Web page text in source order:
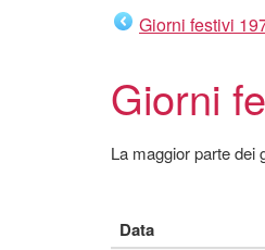
Giorni festivi
Giorni
La maggior parte dei
Data